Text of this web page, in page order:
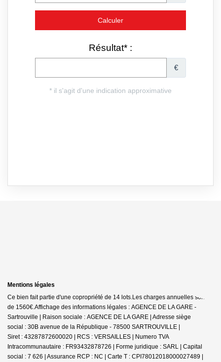
Mentions légales
Ce bien fait partie d'une copropriété de 14 lots.Les charges annuelles sont
de 1560€.Affichage des informations légales : AGENCE DE LA GARE -
Sartrouville | Raison sociale : AGENCE DE LA GARE | Adresse siège
social : 30B avenue de la République - 78500 SARTROUVILLE |
Siret : 43287872600020 | RCS : VERSAILLES | Numero TVA
Intracommunautaire : FR93432878726 | Forme juridique : SARL | Capital
social : 7 626 | Assurance RCP : NC | Carte T : CPI78012018000027489 |